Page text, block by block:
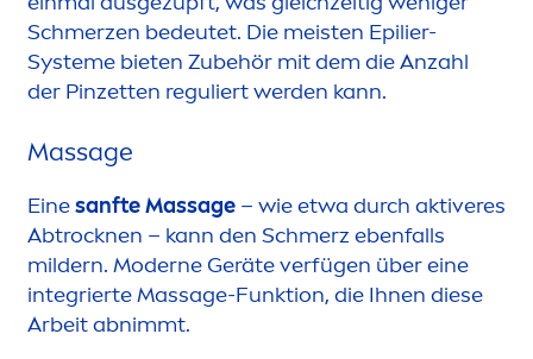
Schmerzen bedeutet. Die meisten Epilier-
Systeme bieten Zubehör mit dem die Anzahl
der Pinzetten reguliert werden kann.
Massage
Einesanfte Massage – wie etwa durch aktiveres
Abtrocknen – kann den Schmerz ebenfalls
mildern. Moderne Geräte verfügen über eine
integrierte Massage-Funktion, die Ihnen diese
Arbeit abnimmt.